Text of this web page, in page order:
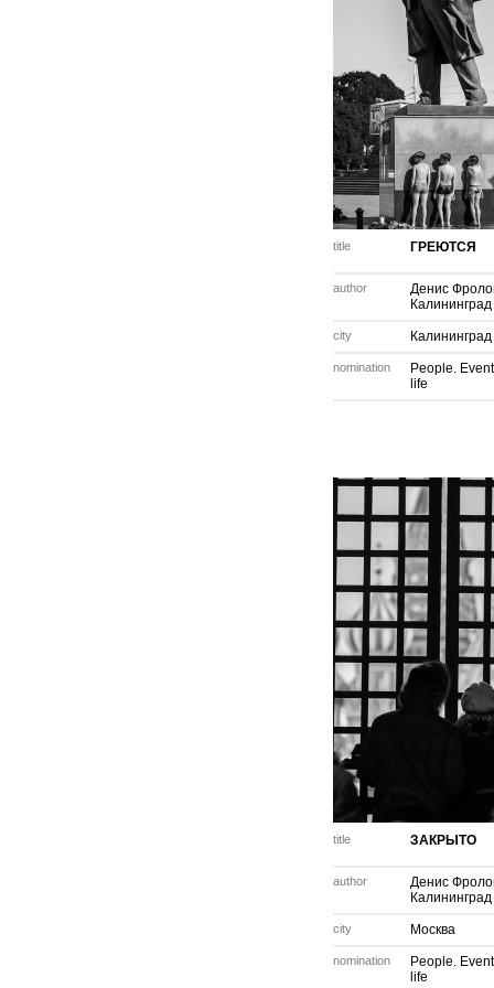
title ГРЕЮТСЯ
author
Денис
Калининград
city Калининград
nomination
People.
life
title ЗАКРЫТО
author
Денис
Калининград
city Москва
nomination
People.
life